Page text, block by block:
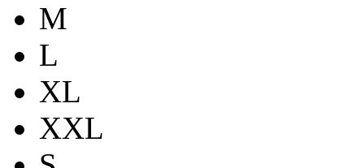
M
L
XL
XXL